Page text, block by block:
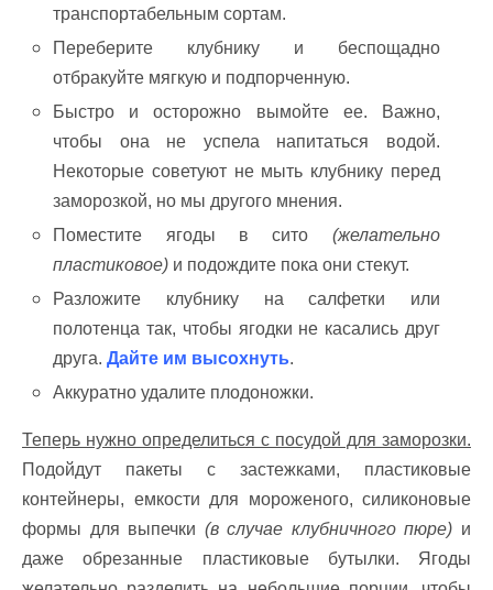
транспортабельным сортам.
Переберите клубнику и беспощадно
отбракуйте мягкую и подпорченную.
Быстро и осторожно вымойте ее. Важно,
чтобы она не успела напитаться водой.
Некоторые советуют не мыть клубнику перед
заморозкой, но мы другого мнения.
Поместите ягоды в сито (желательно
пластиковое) и подождите пока они стекут.
Разложите клубнику на салфетки или
полотенца так, чтобы ягодки не касались друг
друга.Дайте им высохнуть.
Аккуратно удалите плодоножки.
Теперь нужно определиться с посудой для заморозки.
Подойдут пакеты с застежками, пластиковые
контейнеры, емкости для мороженого, силиконовые
формы для выпечки (в случае клубничного пюре) и
даже обрезанные пластиковые бутылки. Ягоды